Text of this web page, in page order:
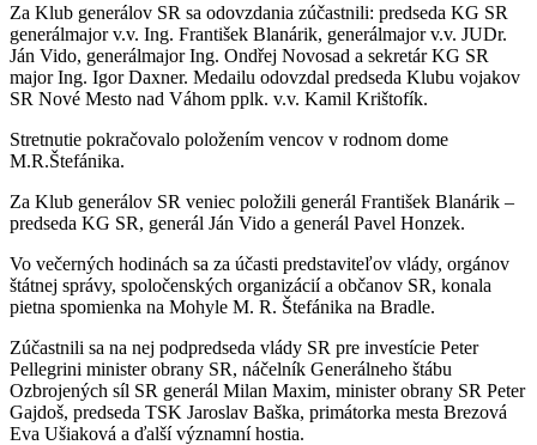
Za Klub generálov SR sa odovzdania zúčastnili: predseda KG SR
generálmajor v.v. Ing. František Blanárik, generálmajor v.v. JUDr.
Ján Vido, generálmajor Ing. Ondřej Novosad a sekretár KG SR
major Ing. Igor Daxner. Medailu odovzdal predseda Klubu vojakov
SR Nové Mesto nad Váhom pplk. v.v. Kamil Krištofík.
Stretnutie pokračovalo položením vencov v rodnom dome
M.R.Štefánika.
Za Klub generálov SR veniec položili generál František Blanárik –
predseda KG SR, generál Ján Vido a generál Pavel Honzek.
Vo večerných hodinách sa za účasti predstaviteľov vlády, orgánov
štátnej správy, spoločenských organizácií a občanov SR, konala
pietna spomienka na Mohyle M. R. Štefánika na Bradle.
Zúčastnili sa na nej podpredseda vlády SR pre investície Peter
Pellegrini minister obrany SR, náčelník Generálneho štábu
Ozbrojených síl SR generál Milan Maxim, minister obrany SR Peter
Gajdoš, predseda TSK Jaroslav Baška, primátorka mesta Brezová
Eva Ušiaková a ďalší významní hostia.